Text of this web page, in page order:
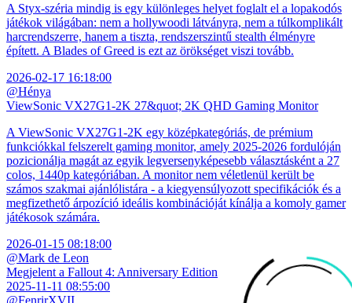
A Styx-széria mindig is egy különleges helyet foglalt el a lopakodós
játékok világában: nem a hollywoodi látványra, nem a túlkomplikált
harcrendszerre, hanem a tiszta, rendszerszintű stealth élményre
épített. A Blades of Greed is ezt az örökséget viszi tovább.
2026-02-17 16:18:00
@Hénya
ViewSonic VX27G1-2K 27&quot; 2K QHD Gaming Monitor
A ViewSonic VX27G1-2K egy középkategóriás, de prémium
funkciókkal felszerelt gaming monitor, amely 2025-2026 fordulóján
pozicionálja magát az egyik legversenyképesebb választásként a 27
colos, 1440p kategóriában. A monitor nem véletlenül került be
számos szakmai ajánlólistára - a kiegyensúlyozott specifikációk és a
megfizethető árpozíció ideális kombinációját kínálja a komoly gamer
játékosok számára.
2026-01-15 08:18:00
@Mark de Leon
Megjelent a Fallout 4: Anniversary Edition
2025-11-11 08:55:00
@FenrirXVII